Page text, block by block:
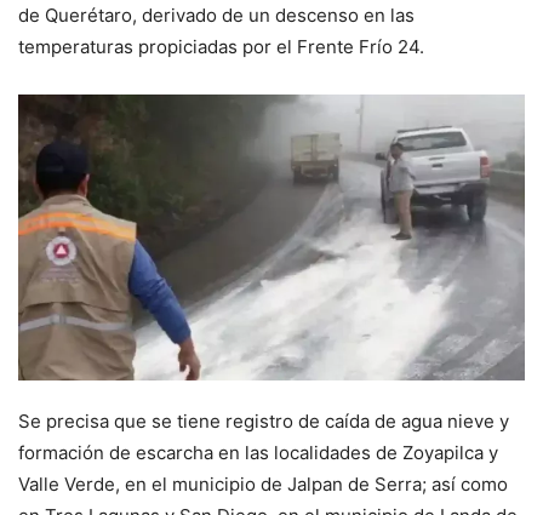
de Querétaro, derivado de un descenso en las
temperaturas propiciadas por el Frente Frío 24.
Se precisa que se tiene registro de caída de agua nieve y
formación de escarcha en las localidades de Zoyapilca y
Valle Verde, en el municipio de Jalpan de Serra; así como